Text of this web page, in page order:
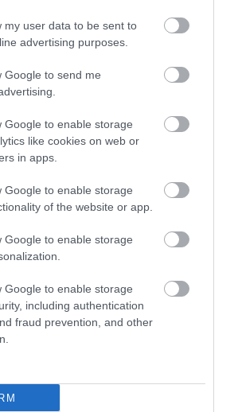
my user data to be sent to
advertising purposes.
Google to send me
Google to enable storage
like cookies on web or
in apps.
Google to enable storage
of the website or app.
Google to enable storage
Google to enable storage
including authentication
fraud prevention, and other
kirángatni a kávéházból, a
a regényekből, a nevetésből.
itt megtalálsz
között.Várlak a verses
emlékezet sokszor úgy
megpróbálja
halálából. Idézünk tőle,
kabarészerűen emlegetjük,
Pedig az életmű
hogy a nevetés nem törli el a
nem takaró. Inkább
rajta a korszak hidegére.
ebben áll: a világ nála